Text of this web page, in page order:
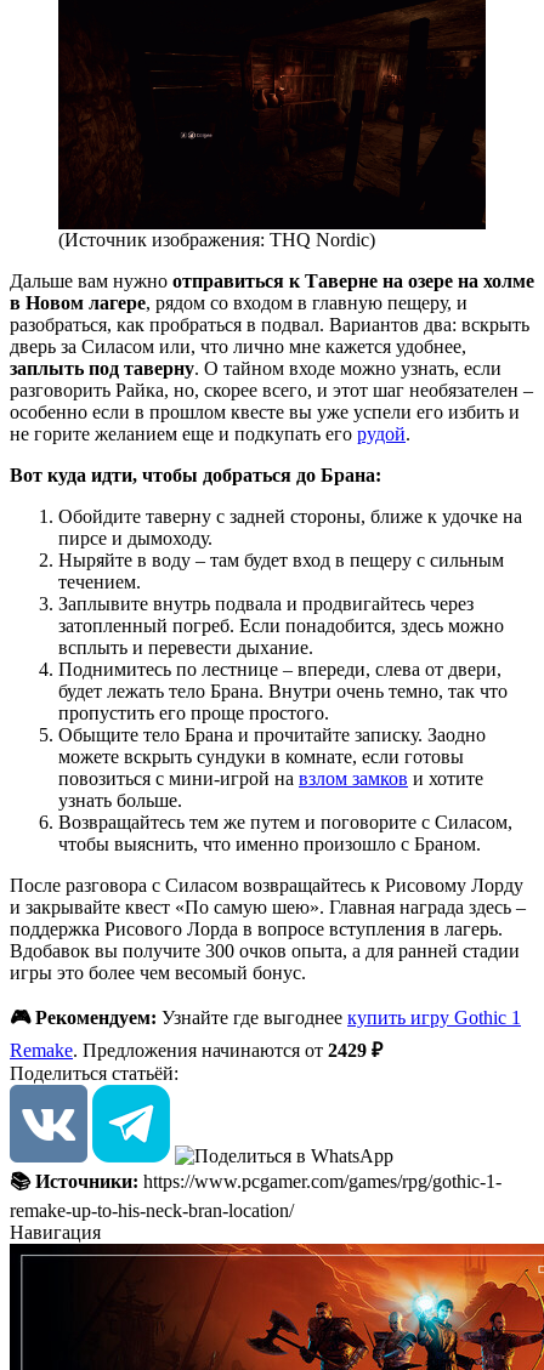
(Источник изображения: THQ Nordic)
Дальше вам нужно отправиться к Таверне на озере на холме
в Новом лагере, рядом со входом в главную пещеру, и
разобраться, как пробраться в подвал. Вариантов два: вскрыть
дверь за Силасом или, что лично мне кажется удобнее,
заплыть под таверну. О тайном входе можно узнать, если
разговорить Райка, но, скорее всего, и этот шаг необязателен –
особенно если в прошлом квесте вы уже успели его избить и
не горите желанием еще и подкупать его рудой.
Вот куда идти, чтобы добраться до Брана:
Обойдите таверну с задней стороны, ближе к удочке на
пирсе и дымоходу.
Ныряйте в воду – там будет вход в пещеру с сильным
течением.
Заплывите внутрь подвала и продвигайтесь через
затопленный погреб. Если понадобится, здесь можно
всплыть и перевести дыхание.
Поднимитесь по лестнице – впереди, слева от двери,
будет лежать тело Брана. Внутри очень темно, так что
пропустить его проще простого.
Обыщите тело Брана и прочитайте записку. Заодно
можете вскрыть сундуки в комнате, если готовы
повозиться с мини-игрой на взлом замков и хотите
узнать больше.
Возвращайтесь тем же путем и поговорите с Силасом,
чтобы выяснить, что именно произошло с Браном.
После разговора с Силасом возвращайтесь к Рисовому Лорду
и закрывайте квест «По самую шею». Главная награда здесь –
поддержка Рисового Лорда в вопросе вступления в лагерь.
Вдобавок вы получите 300 очков опыта, а для ранней стадии
игры это более чем весомый бонус.
🎮 Рекомендуем: Узнайте где выгоднее купить игру Gothic 1
Remake. Предложения начинаются от 2429 ₽
Поделиться статьёй:
📚 Источники: https://www.pcgamer.com/games/rpg/gothic-1-
remake-up-to-his-neck-bran-location/
Навигация